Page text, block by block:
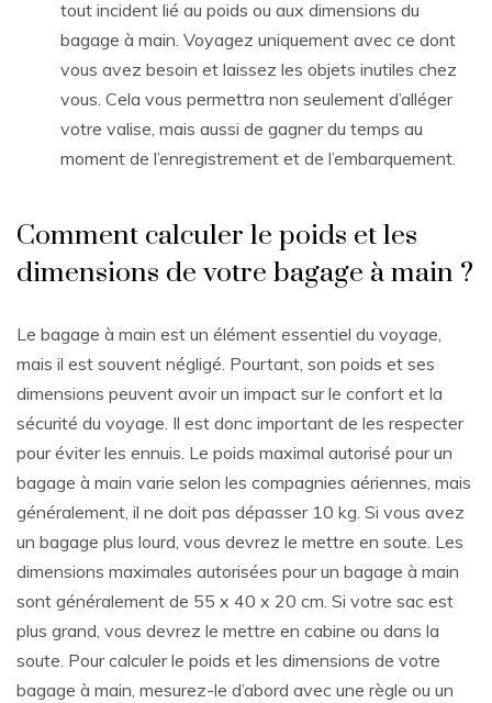
tout incident lié au poids ou aux dimensions du
bagage à main. Voyagez uniquement avec ce dont
vous avez besoin et laissez les objets inutiles chez
vous. Cela vous permettra non seulement d’alléger
votre valise, mais aussi de gagner du temps au
moment de l’enregistrement et de l’embarquement.
Comment calculer le poids et les
dimensions de votre bagage à main ?
Le bagage à main est un élément essentiel du voyage,
mais il est souvent négligé. Pourtant, son poids et ses
dimensions peuvent avoir un impact sur le confort et la
sécurité du voyage. Il est donc important de les respecter
pour éviter les ennuis. Le poids maximal autorisé pour un
bagage à main varie selon les compagnies aériennes, mais
généralement, il ne doit pas dépasser 10 kg. Si vous avez
un bagage plus lourd, vous devrez le mettre en soute. Les
dimensions maximales autorisées pour un bagage à main
sont généralement de 55 x 40 x 20 cm. Si votre sac est
plus grand, vous devrez le mettre en cabine ou dans la
soute. Pour calculer le poids et les dimensions de votre
bagage à main, mesurez-le d’abord avec une règle ou un